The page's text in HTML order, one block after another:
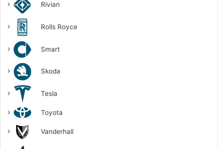
Rivian
Rolls Royce
Smart
Skoda
Tesla
Toyota
Vanderhall